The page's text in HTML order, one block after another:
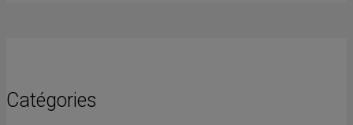
Catégories